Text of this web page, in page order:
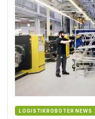
LOGISTIKROBOTER NEWS